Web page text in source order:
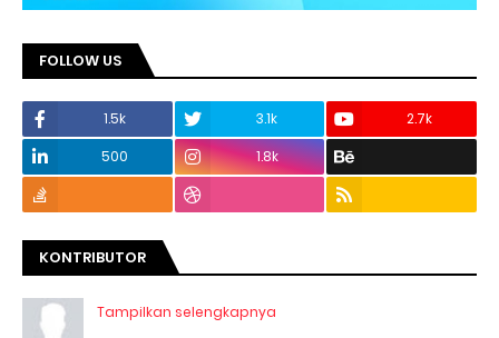
FOLLOW US
1.5k 3.1k
2.7k
500
1.8k
KONTRIBUTOR
Tampilkan selengkapnya